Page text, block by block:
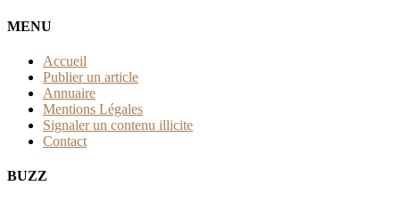
MENU
Accueil
Publier un article
Annuaire
Mentions Légales
Signaler un contenu illicite
Contact
BUZZ